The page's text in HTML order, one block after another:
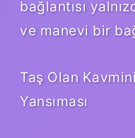
bağlantısı
ve manevi bir
Taş Olan
Yansıması